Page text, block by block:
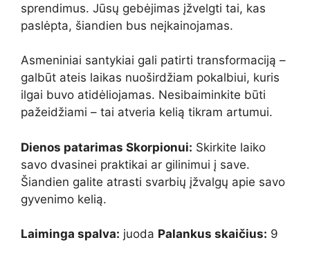
sprendimus. Jūsų gebėjimas įžvelgti tai, kas
paslėpta, šiandien bus neįkainojamas.
Asmeniniai santykiai gali patirti transformaciją –
galbūt ateis laikas nuoširdžiam pokalbiui, kuris
ilgai buvo atidėliojamas. Nesibaiminkite būti
pažeidžiami – tai atveria kelią tikram artumui.
Dienos patarimas Skorpionui: Skirkite laiko
savo dvasinei praktikai ar gilinimui į save.
Šiandien galite atrasti svarbių įžvalgų apie savo
gyvenimo kelią.
Laiminga spalva: juoda Palankus skaičius: 9